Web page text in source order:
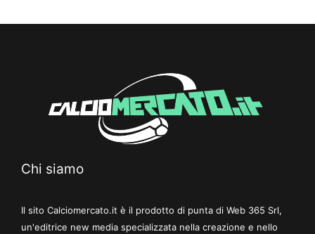
Chi siamo
Il sito Calciomercato.it è il prodotto di punta di Web 365 Srl,
un'editrice new media specializzata nella creazione e nello